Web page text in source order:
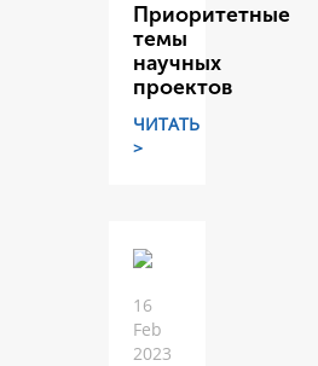
Приоритетные
темы
научных
проектов
ЧИТАТЬ
>
16
Feb
2023